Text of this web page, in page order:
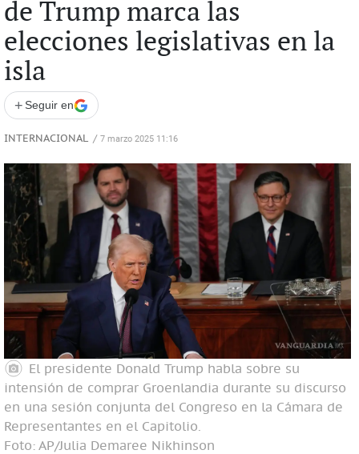
de Trump marca las
elecciones legislativas en la
isla
+ Seguir en
INTERNACIONAL / 7 marzo 2025 11:16
El presidente Donald Trump habla sobre su
intensión de comprar Groenlandia durante su discurso
en una sesión conjunta del Congreso en la Cámara de
Representantes en el Capitolio.
Foto: AP/Julia Demaree Nikhinson